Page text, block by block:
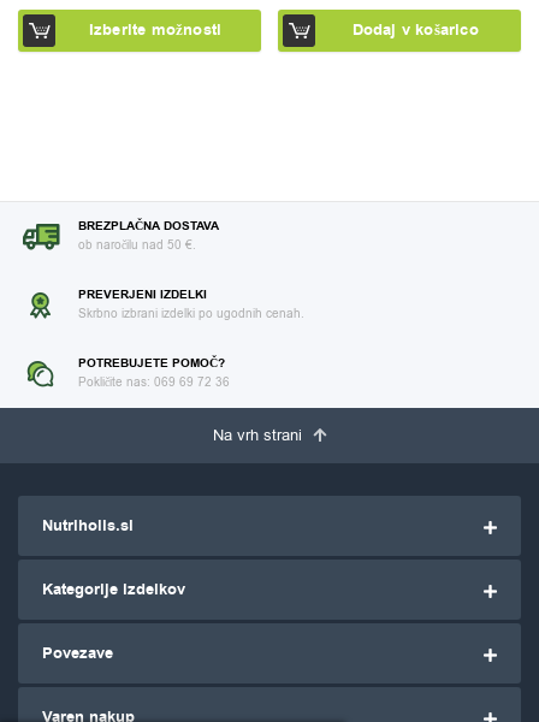
Izberite možnosti Dodaj v košarico
BREZPLAČNA DOSTAVA
ob naročilu nad 50 €.
PREVERJENI IZDELKI
Skrbno izbrani izdelki po ugodnih cenah.
POTREBUJETE POMOČ?
Pokličite nas: 069 69 72 36
Na vrh strani
Nutriholis.si
Kategorije izdelkov
Povezave
Varen nakup